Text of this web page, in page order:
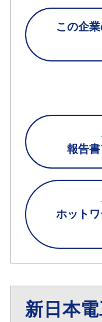
この企
報告
ホット
新日本